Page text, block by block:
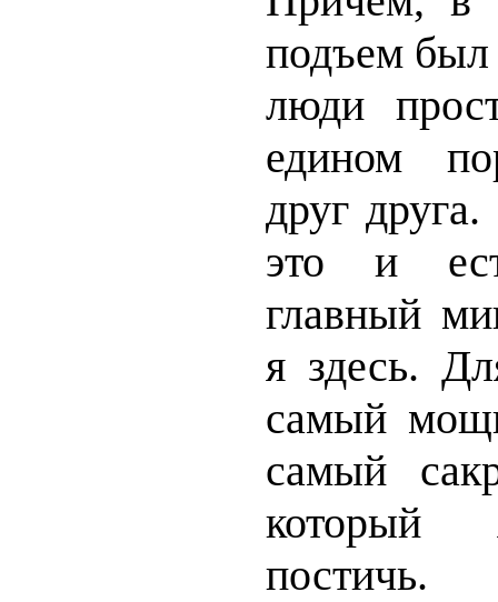
подъем был
люди
едином
друг
это и
главный
я здесь.
самый
самый
который
постичь.